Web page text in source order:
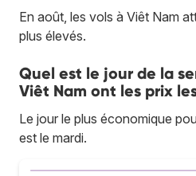
En août, les vols à Viêt Nam
plus élevés.
Quel est le jour de la
Viêt Nam ont les prix
Le jour le plus économique
est le mardi.